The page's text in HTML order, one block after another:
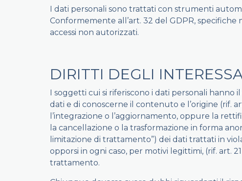
I dati personali sono trattati con strumenti
Conformemente all’art. 32 del GDPR,
accessi non autorizzati.
DIRITTI DEGLI
I soggetti cui si riferiscono i dati personali
dati e di conoscerne il contenuto e l’origine (rif.
l’integrazione o l’aggiornamento, oppure la
la cancellazione o la trasformazione in forma
limitazione di trattamento”) dei dati trattati in
opporsi in ogni caso, per motivi legittimi, (rif. art.
trattamento.